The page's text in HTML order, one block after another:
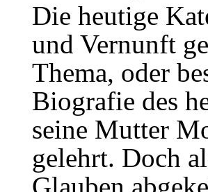
Die heutige
und Vernunft
Thema, oder
Biografie des
seine Mutter
gelehrt. Doch